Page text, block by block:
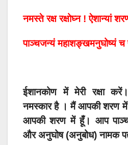
नमस्ते रक्ष रक्षोघ्न ! ऐशान्यां
पाञ्चजन्यं महाशङ्खमनुघोष्यं
ईशानकोण में मेरी रक्षा
नमस्कार है । मैं आपकी शरण
आपकी शरण में हूँ। आप
और अनुघोष (अनुबोध) नामक